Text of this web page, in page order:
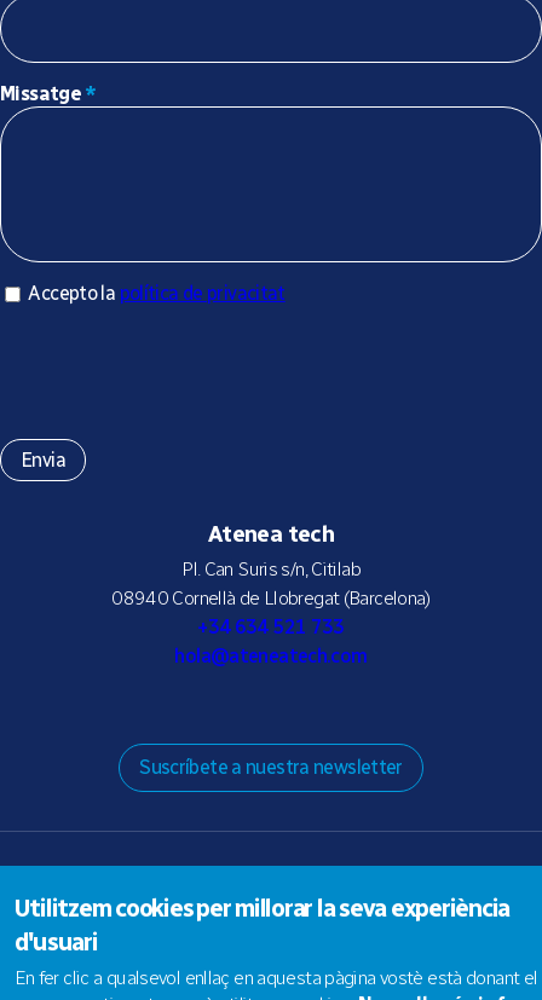
Atenea tech
Pl. Can Suris s/n, Citilab
08940 Cornellà de Llobregat (Barcelona)
+34 634 521 733
hola@ateneatech.com
Suscríbete a nuestra newsletter
Missatge *
Accepto la política de privacitat
Accepto la política de privacitat
Política de privacidad
Política de Cookies
Utilitzem cookies per millorar la seva experiència
d'usuari
En fer clic a qualsevol enllaç en aquesta pàgina vostè està donant el